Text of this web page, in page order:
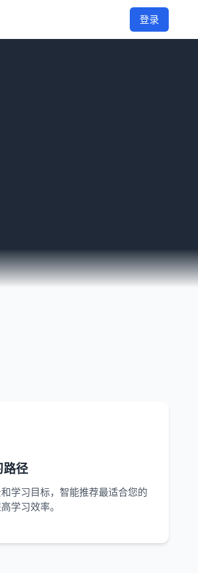
登录
路径
学习目标，智能推荐最适合您的
学习效率。